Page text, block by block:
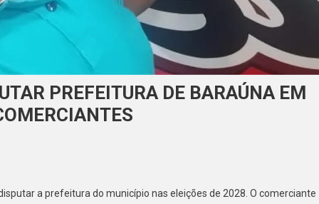
PREFEITURA DE BARAÚNA EM
a prefeitura do município nas eleições de 2028. O comerciante